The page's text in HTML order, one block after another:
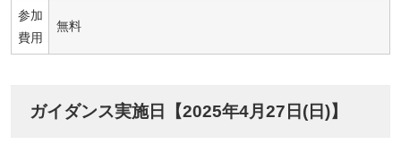
参加
費用
無料
ガイダンス実施日【2025年4月27日(日)】